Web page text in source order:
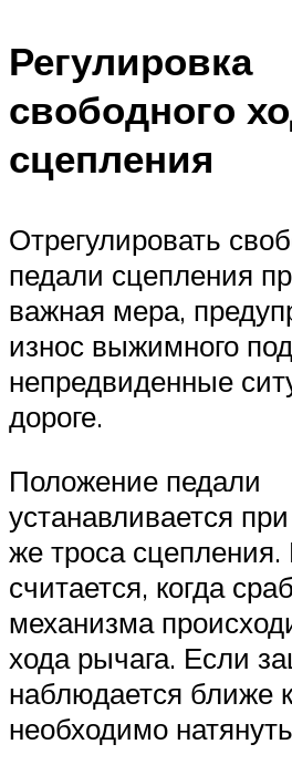
Регулировка
свободного
сцепления
Отрегулировать
педали сцепления
важная мера,
износ выжимного
непредвиденные
дороге.
Положение педали
устанавливается
же троса
считается, когда
механизма
хода рычага. Если
наблюдается ближе
необходимо